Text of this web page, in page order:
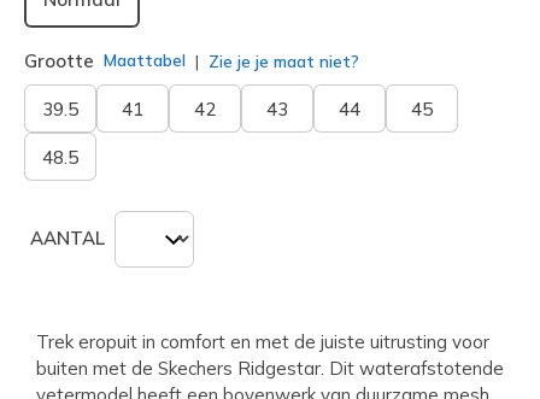
Grootte Maattabel Zie je je maat niet?
39.5 41 42 43 44 45
48.5
AANTAL
Trek eropuit in comfort en met de juiste uitrusting voor
buiten met de Skechers Ridgestar. Dit waterafstotende